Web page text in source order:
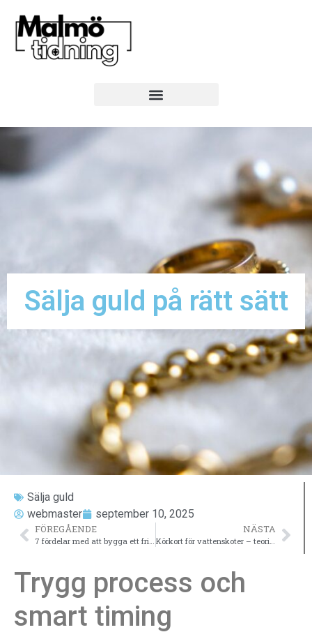
Sälja guld på rätt sätt
Sälja guld
webmaster
september 10, 2025
FÖREGÅENDE
7 fördelar med att bygga ett fritidshus istället för att köpa ett befintligt
NÄSTA
Körkort för vattenskoter – teori och praktik som fungerar
Trygg process och
smart timing